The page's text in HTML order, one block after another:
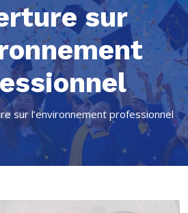
sur
sur l’environnement professionnel